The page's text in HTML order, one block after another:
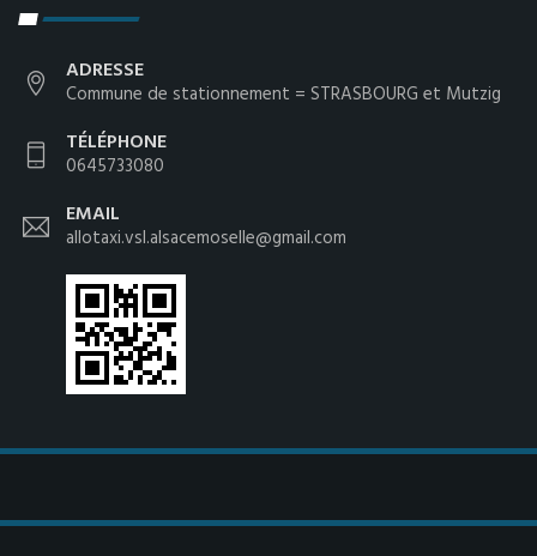
ADRESSE
Commune de stationnement = STRASBOURG et Mutzig
TÉLÉPHONE
0645733080
EMAIL
allotaxi.vsl.alsacemoselle@gmail.com